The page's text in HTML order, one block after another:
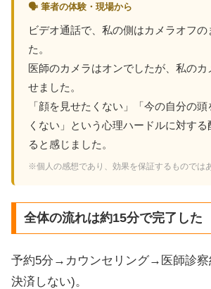
🗣 筆者の体験・現場から
ビデオ通話で、私の側はカメラオフの
た。
医師のカメラはオンでしたが、私のカ
せました。
「顔を見せたくない」「今の自分の
くない」という心理ハードルに対す
ると感じました。
※個人の感想であり、効果を保証するものでは
全体の流れは約15分で完了した
予約5分→カウンセリング→医師診
決済しない)。